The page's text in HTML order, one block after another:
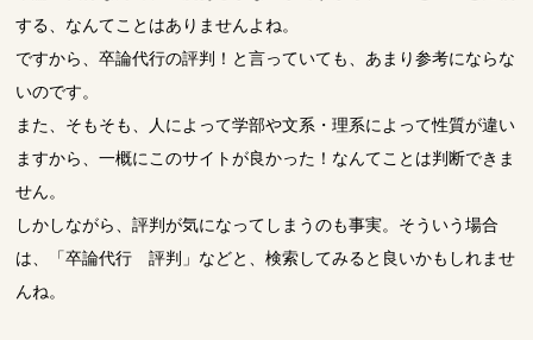
する、なんてことはありませんよね。
ですから、卒論代行の評判！と言っていても、あまり参考にならな
いのです。
また、そもそも、人によって学部や文系・理系によって性質が違い
ますから、一概にこのサイトが良かった！なんてことは判断できま
せん。
しかしながら、評判が気になってしまうのも事実。そういう場合
は、「卒論代行 評判」などと、検索してみると良いかもしれませ
んね。